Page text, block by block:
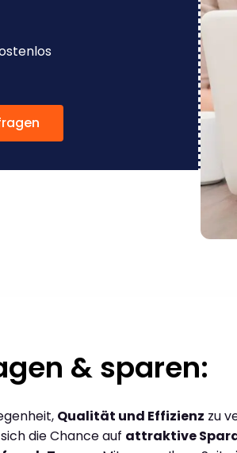
& sparen:
Qualität und Effizienz zu
die Chance auf attraktive